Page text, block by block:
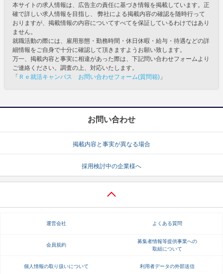
本サイトの求人情報は、広告主の責任に基づき情報を掲載しています。正
確で詳しい求人情報を目指し、 弊社による掲載内容の確認を随時行って
おりますが、掲載情報の内容についてすべてを保証しているわけではあり
ません。
就職活動の際には、雇用形態・勤務時間・休日休暇・給与・待遇などの詳
細情報をご自身で十分に確認して頂きますようお願い致します。
万一、掲載内容と事実に相違があった際は、下記問い合わせフォームより
ご連絡ください。調査の上、対応いたします。
「 Ｒｅ就活キャンパス お問い合わせフォーム(質問箱) 」
お問い合わせ
掲載内容と事実が異なる場合
採用検討中の企業様へ
運営会社 よくある質問
会員規約
募集者情報等提供事業への
取組について
個人情報の取り扱いについて 利用者データの外部送信